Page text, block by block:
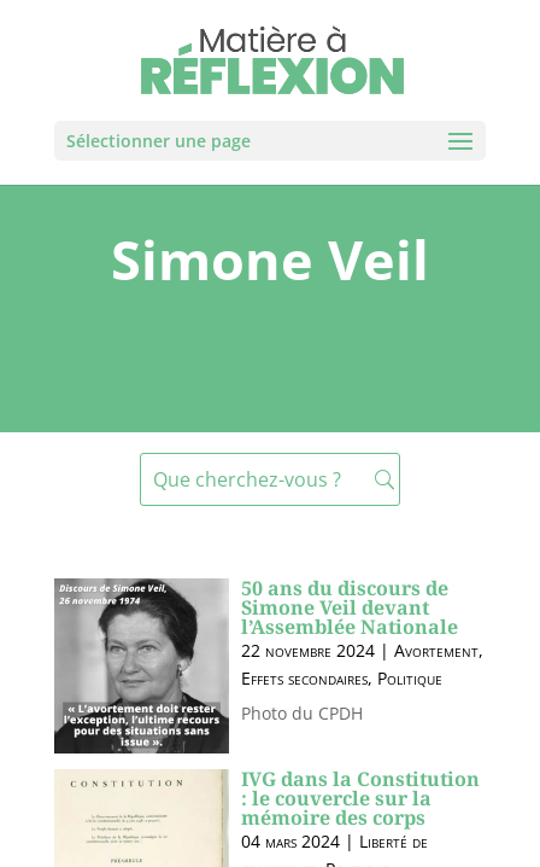
Sélectionner une page
Simone Veil
50 ans du discours de
Simone Veil devant
l’Assemblée Nationale
22 novembre 2024| Avortement,
Effets secondaires, Politique
Photo du CPDH
IVG dans la Constitution
: le couvercle sur la
mémoire des corps
04 mars 2024| Liberté de